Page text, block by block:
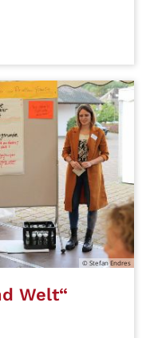
© Stefan Endres
Welt“